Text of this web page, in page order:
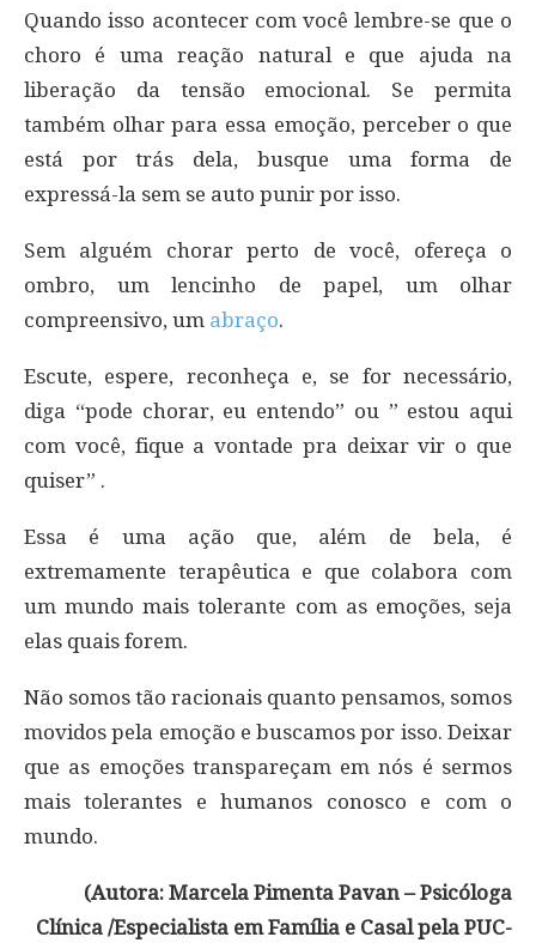
Quando isso acontecer com você lembre-se que o
choro é uma reação natural e que ajuda na
liberação da tensão emocional. Se permita
também olhar para essa emoção, perceber o que
está por trás dela, busque uma forma de
expressá-la sem se auto punir por isso.
Sem alguém chorar perto de você, ofereça o
ombro, um lencinho de papel, um olhar
compreensivo, um abraço.
Escute, espere, reconheça e, se for necessário,
diga “pode chorar, eu entendo” ou ” estou aqui
com você, fique a vontade pra deixar vir o que
quiser” .
Essa é uma ação que, além de bela, é
extremamente terapêutica e que colabora com
um mundo mais tolerante com as emoções, seja
elas quais forem.
Não somos tão racionais quanto pensamos, somos
movidos pela emoção e buscamos por isso. Deixar
que as emoções transpareçam em nós é sermos
mais tolerantes e humanos conosco e com o
mundo.
(Autora: Marcela Pimenta Pavan – Psicóloga
Clínica /Especialista em Família e Casal pela PUC-